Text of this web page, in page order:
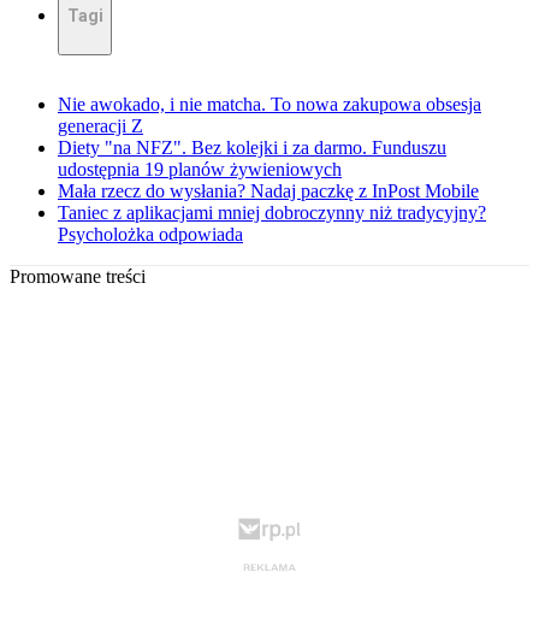
Tagi
Nie awokado, i nie matcha. To nowa zakupowa obsesja
generacji Z
Diety "na NFZ". Bez kolejki i za darmo. Funduszu
udostępnia 19 planów żywieniowych
Mała rzecz do wysłania? Nadaj paczkę z InPost Mobile
Taniec z aplikacjami mniej dobroczynny niż tradycyjny?
Psycholożka odpowiada
Promowane treści